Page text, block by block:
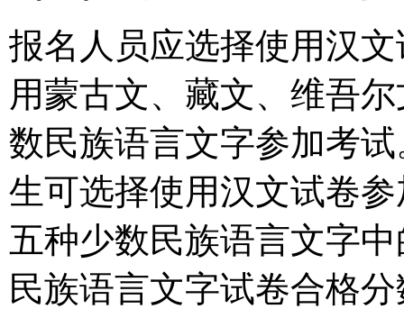
报名人员应选择使用汉
用蒙古文、藏文、维吾
数民族语言文字参加考
生可选择使用汉文试卷
五种少数民族语言文字
民族语言文字试卷合格